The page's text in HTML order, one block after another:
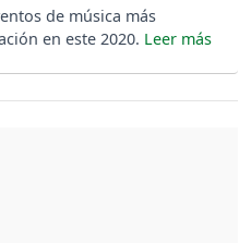
de música más
en este 2020.